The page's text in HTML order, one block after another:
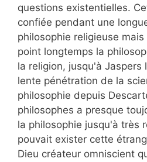
questions existentielles.
confiée pendant une
philosophie religieuse
point longtemps la
la religion, jusqu'à Jaspers
lente pénétration de la
philosophie depuis
philosophes a presque
la philosophie jusqu'à très
pouvait exister cette
Dieu créateur omniscient